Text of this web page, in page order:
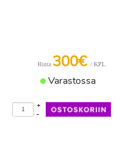
Hinta 300€ / KPL
Varastossa
-
+